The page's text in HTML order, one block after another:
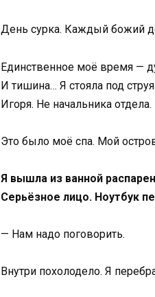
День сурка. Каждый божий
Единственное моё время —
И тишина… Я стояла под
Игоря. Не начальника
Это было моё спа. Мой
Я вышла из ванной
Серьёзное лицо. Ноутбук
— Нам надо поговорить.
Внутри похолодело. Я